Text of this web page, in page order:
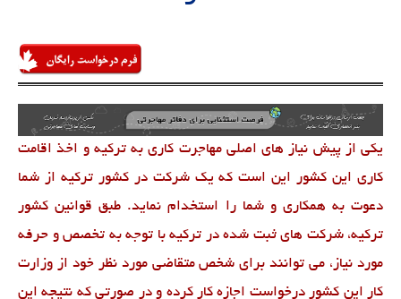
یکی از پیش نیاز های اصلی مهاجرت کاری به ترکیه و اخذ اقامت
کاری این کشور این است که یک شرکت در کشور ترکیه از شما
دعوت به همکاری و شما را استخدام نماید. طبق قوانین کشور
ترکیه، شرکت های ثبت شده در ترکیه با توجه به تخصص و حرفه
مورد نیاز، می توانند برای شخص متقاضی مورد نظر خود از وزارت
کار این کشور درخواست اجازه کار کرده و در صورتی که نتیجه این